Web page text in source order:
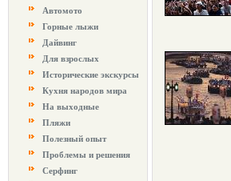
Автомото
Горные лыжи
Дайвинг
Для взрослых
Исторические экскурсы
Кухня народов мира
На выходные
Пляжи
Полезный опыт
Проблемы и решения
Серфинг